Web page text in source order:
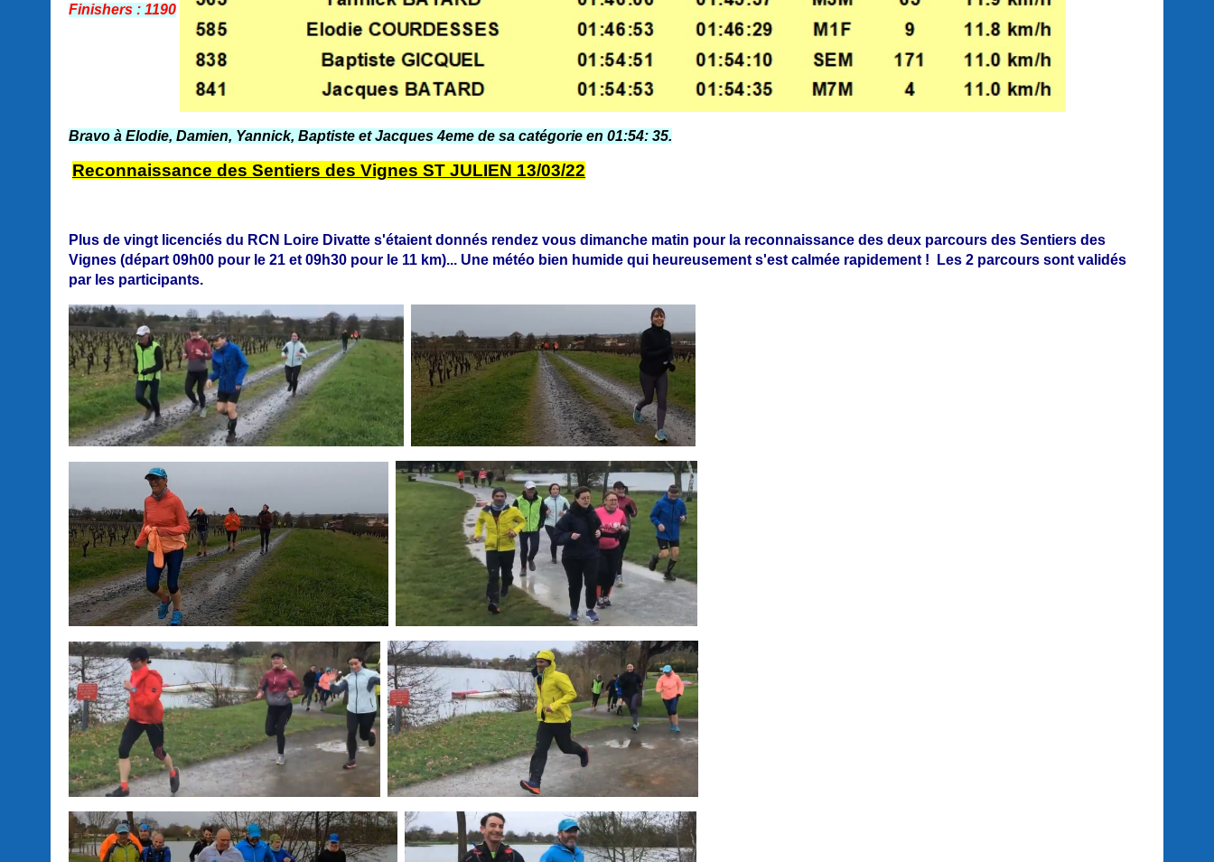
Finishers : 1190
Bravo à Elodie, Damien, Yannick, Baptiste et Jacques 4eme de sa catégorie en 01:54: 35.
Reconnaissance des Sentiers des Vignes ST JULIEN 13/03/22
Plus de vingt licenciés du RCN Loire Divatte s'étaient donnés rendez vous dimanche matin pour la reconnaissance des deux parcours des Sentiers des
Vignes (départ 09h00 pour le 21 et 09h30 pour le 11 km)... Une météo bien humide qui heureusement s'est calmée rapidement ! Les 2 parcours sont validés
par les participants.